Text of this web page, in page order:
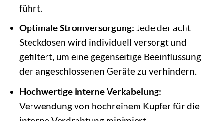
führt.
Optimale Stromversorgung: Jede der acht
Steckdosen wird individuell versorgt und
gefiltert, um eine gegenseitige Beeinflussung
der angeschlossenen Geräte zu verhindern.
Hochwertige interne Verkabelung:
Verwendung von hochreinem Kupfer für die